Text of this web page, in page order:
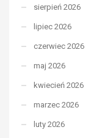
sierpień 2026
lipiec 2026
czerwiec 2026
maj 2026
kwiecień 2026
marzec 2026
luty 2026